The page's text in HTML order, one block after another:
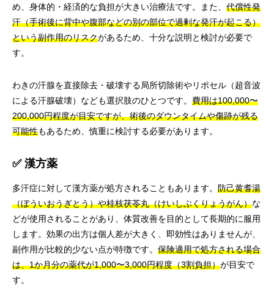
め、身体的・経済的な負担が大きい治療法です。また、 代償性発
汗（手術後に背中や腹部などの別の部位で過剰な発汗が起こる）
という副作用のリスクがあるため、十分な説明と検討が必要で
す。
わきの汗腺を直接除去・破壊する局所切除術やリポセル（超音波
による汗腺破壊）なども選択肢のひとつです。 費用は100,000〜
200,000円程度が目安ですが、術後のダウンタイムや傷跡が残る
可能性もあるため、慎重に検討する必要があります。
✅ 漢方薬
多汗症に対して漢方薬が処方されることもあります。 防己黄耆湯
（ぼういおうぎとう）や桂枝茯苓丸（けいしぶくりょうがん）な
どが使用されることがあり、体質改善を目的として長期的に服用
します。効果の出方は個人差が大きく、即効性はありませんが、
副作用が比較的少ない点が特徴です。 保険適用で処方される場合
は、1か月分の薬代が1,000〜3,000円程度（3割負担）が目安で
す。